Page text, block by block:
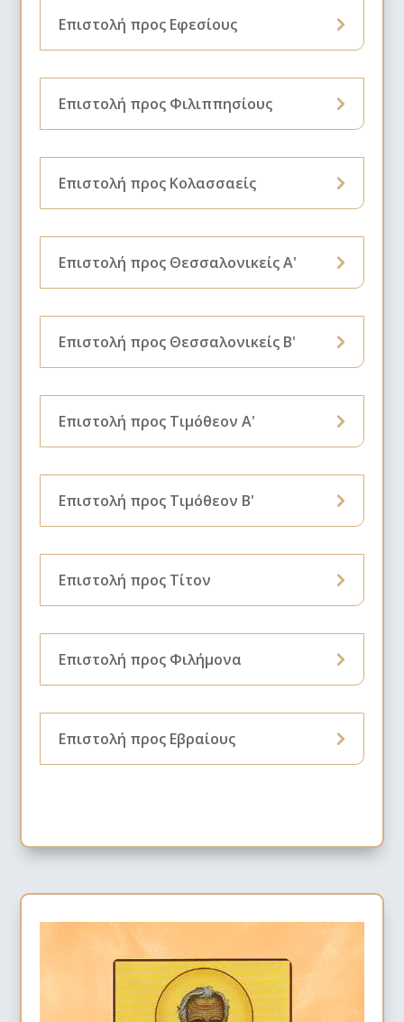
Επιστολή προς Εφεσίους
Επιστολή προς Φιλιππησίους
Επιστολή προς Κολασσαείς
Επιστολή προς Θεσσαλονικείς Α'
Επιστολή προς Θεσσαλονικείς B'
Επιστολή προς Τιμόθεον Α'
Επιστολή προς Τιμόθεον Β'
Επιστολή προς Τίτον
Επιστολή προς Φιλήμονα
Επιστολή προς Εβραίους